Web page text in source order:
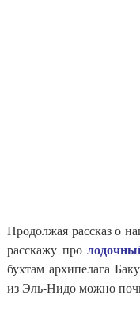
Продолжая рассказ о
расскажу про
бухтам архипелага
из Эль-Нидо можно